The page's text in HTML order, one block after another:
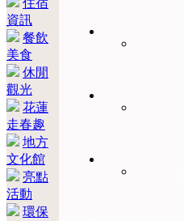
住宿
資訊
餐飲
美食
休閒
觀光
花蓮
走春趣
地方
文化館
亮點
活動
環保